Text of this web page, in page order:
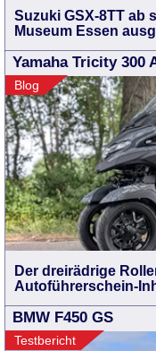
Suzuki GSX-8TT ab
Museum Essen
Yamaha Tricity 300
Blog
Der dreirädrige
Autoführerschein-
BMW F450 GS
Testbericht